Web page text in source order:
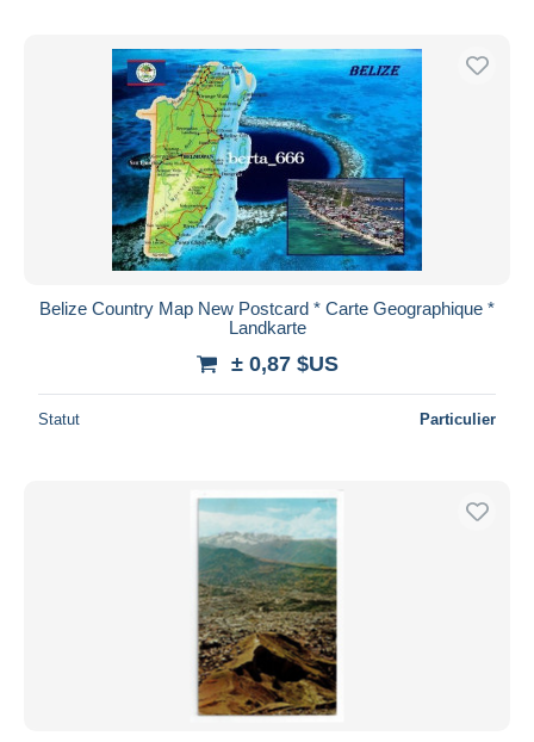
Belize Country Map New Postcard * Carte Geographique *
Landkarte
± 0,87 $US
Statut Particulier